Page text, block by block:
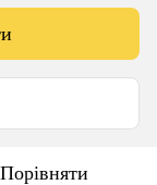
Порівняти